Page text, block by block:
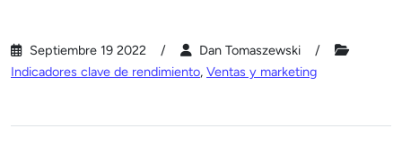
Septiembre 19 2022
Dan Tomaszewski
Indicadores clave de rendimiento, Ventas y marketing